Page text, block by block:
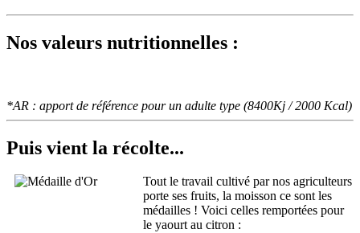
Nos valeurs nutritionnelles :
*AR : apport de référence pour un adulte type (8400Kj / 2000 Kcal)
Puis vient la récolte...
Tout le travail cultivé par nos agriculteurs
porte ses fruits, la moisson ce sont les
médailles ! Voici celles remportées pour
le yaourt au citron :